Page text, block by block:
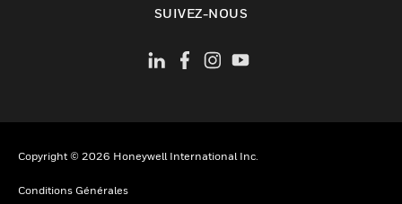
SUIVEZ-NOUS
Copyright © 2026 Honeywell International Inc.
Conditions Générales